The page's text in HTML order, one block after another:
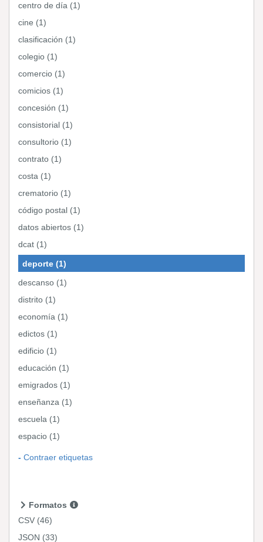
centro de día (1)
cine (1)
clasificación (1)
colegio (1)
comercio (1)
comicios (1)
concesión (1)
consistorial (1)
consultorio (1)
contrato (1)
costa (1)
crematorio (1)
código postal (1)
datos abiertos (1)
dcat (1)
deporte (1)
descanso (1)
distrito (1)
economía (1)
edictos (1)
edificio (1)
educación (1)
emigrados (1)
enseñanza (1)
escuela (1)
espacio (1)
Contraer etiquetas
Formatos
CSV (46)
JSON (33)